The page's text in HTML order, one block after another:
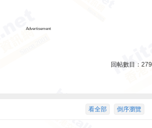
Advertisement
回帖數目： 279
倒序瀏覽
看全部